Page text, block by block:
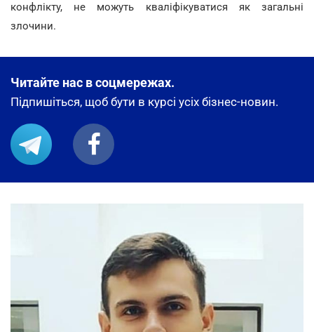
конфлікту, не можуть кваліфікуватися як загальні
злочини.
Читайте нас в соцмережах.
Підпишіться, щоб бути в курсі усіх бізнес-новин.